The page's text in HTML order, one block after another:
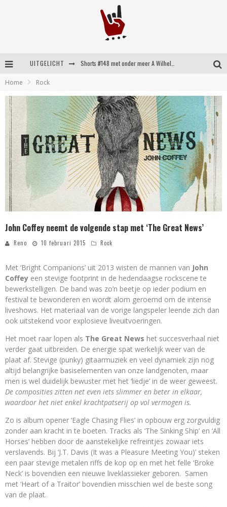
UITGELICHT
Britse emorockers van Basement maken tweede comeback met het indrukwekkende ‘Wired’
Shorts #149 met onder meer No Cure, Eva Under Fire, The Hu en Sleeping With Sirens
Home Rock
John Coffey neemt de volgende stap met ‘The Great News’
Reno 10 februari 2015 Rock
Met ‘Bright Companions’ uit 2013 wisten de mannen van John
Coffey een stevige footprint in de hedendaagse rockscene te
bewerkstelligen. De band was zo’n beetje op ieder podium en
festival te bewonderen en wordt alom geroemd om de intense
liveshows. Het materiaal van de vorige langspeler leende zich dan
ook uitstekend voor explosieve liveuitvoeringen.
Het moet raar lopen als The Great News het succesverhaal niet
verder gaat uitbreiden. De energie spat werkelijk weer van de
plaat af. Stevige (punky) gitaarmuziek en veel dynamiek zijn nog
altijd belangrijke basiselementen van onze landgenoten, maar
men is wel duidelijk bewuster met het ‘liedje’ in de weer geweest.
De composities zitten net even iets slimmer en beter in elkaar,
waardoor het niet enkel krachtpatserij op vol vermogen is.
Zo is album opener ‘Eagle Chasing Flies’ in opbouw erg zorgvuldig
zonder aan kracht in te boeten. Tracks als ‘The Sinking Ship’ en ‘All
Horses’ hebben door de aanstekelijke refreintjes zowaar iets
verslavends. Bij ‘J.T. Davis (It was a Pleasure Meeting You)’ steken
een paar stevige metalen riffs de kop op en met het felle ‘Broke
Neck’ is bovendien een nieuwe liveklassieker geboren. Samen
met ‘Heart of a Traitor’ bovendien misschien wel de beste song
van de plaat.